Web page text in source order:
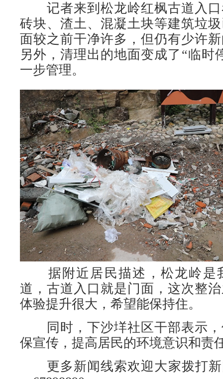
记者来到松龙岭红枫古道入口
砖块、渣土、混凝土块等建筑垃
面较之前干净许多，但仍有少许
另外，清理出的地面变成了“临时
一步管理。
据附近居民描述，松龙岭是
道，古道入口就是门面，这次整
体验提升很大，希望能保持住。
同时，下沙垟社区干部表示，
保宣传，提高居民的环境意识和责
更多新闻线索欢迎大家拨打新